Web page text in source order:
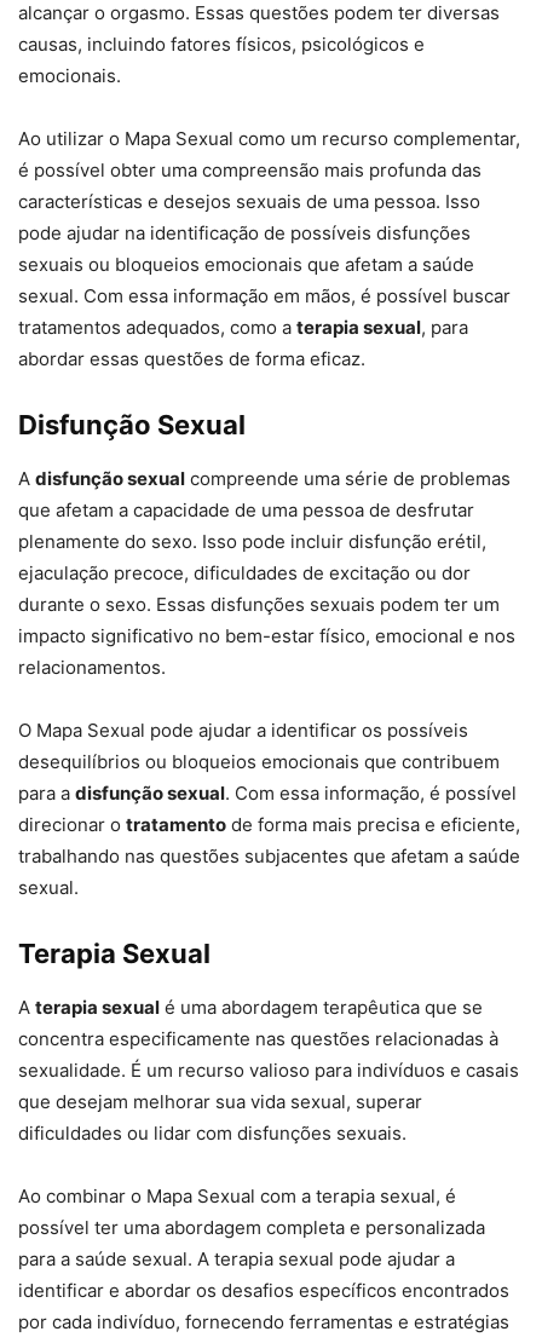
alcançar o orgasmo. Essas questões podem ter diversas
causas, incluindo fatores físicos, psicológicos e
emocionais.
Ao utilizar o Mapa Sexual como um recurso complementar,
é possível obter uma compreensão mais profunda das
características e desejos sexuais de uma pessoa. Isso
pode ajudar na identificação de possíveis disfunções
sexuais ou bloqueios emocionais que afetam a saúde
sexual. Com essa informação em mãos, é possível buscar
tratamentos adequados, como a terapia sexual, para
abordar essas questões de forma eficaz.
Disfunção Sexual
A disfunção sexual compreende uma série de problemas
que afetam a capacidade de uma pessoa de desfrutar
plenamente do sexo. Isso pode incluir disfunção erétil,
ejaculação precoce, dificuldades de excitação ou dor
durante o sexo. Essas disfunções sexuais podem ter um
impacto significativo no bem-estar físico, emocional e nos
relacionamentos.
O Mapa Sexual pode ajudar a identificar os possíveis
desequilíbrios ou bloqueios emocionais que contribuem
para a disfunção sexual. Com essa informação, é possível
direcionar o tratamento de forma mais precisa e eficiente,
trabalhando nas questões subjacentes que afetam a saúde
sexual.
Terapia Sexual
A terapia sexual é uma abordagem terapêutica que se
concentra especificamente nas questões relacionadas à
sexualidade. É um recurso valioso para indivíduos e casais
que desejam melhorar sua vida sexual, superar
dificuldades ou lidar com disfunções sexuais.
Ao combinar o Mapa Sexual com a terapia sexual, é
possível ter uma abordagem completa e personalizada
para a saúde sexual. A terapia sexual pode ajudar a
identificar e abordar os desafios específicos encontrados
por cada indivíduo, fornecendo ferramentas e estratégias